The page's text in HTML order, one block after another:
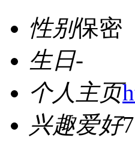
性别保密
生日-
个人主页
兴趣爱好